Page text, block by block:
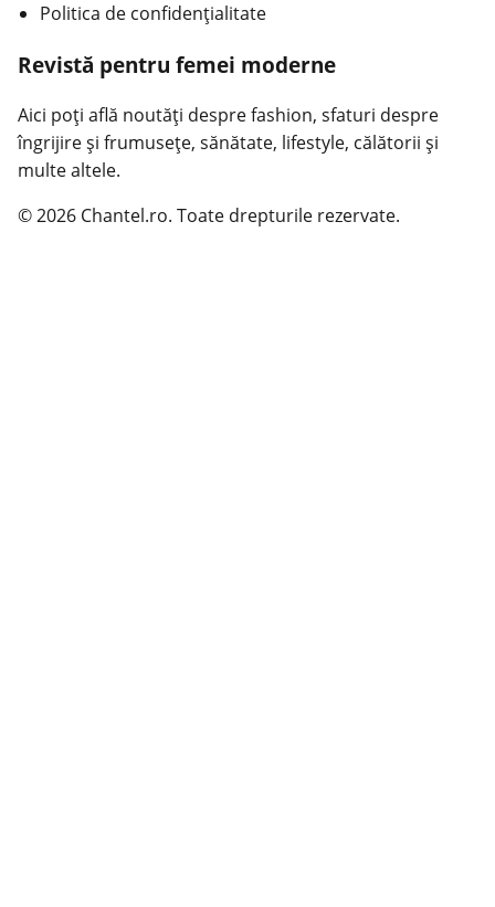
Politica de confidențialitate
Revistă pentru femei moderne
Aici poți află noutăți despre fashion, sfaturi despre
îngrijire și frumusețe, sănătate, lifestyle, călătorii și
multe altele.
© 2026 Chantel.ro. Toate drepturile rezervate.